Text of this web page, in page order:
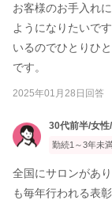
お客様のお手入れ
ようになりたいで
いるのでひとりひ
です。
2025年01月28日回答
30代前半/女性
勤続1～3年未
全国にサロンがあ
も毎年行われる表